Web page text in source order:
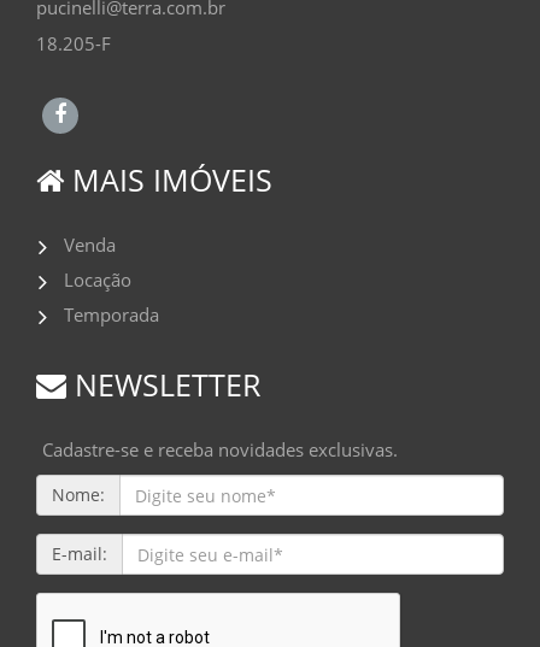
pucinelli@terra.com.br
18.205-F
MAIS IMÓVEIS
Venda
Locação
Temporada
NEWSLETTER
Cadastre-se e receba novidades exclusivas.
Nome:
E-mail: